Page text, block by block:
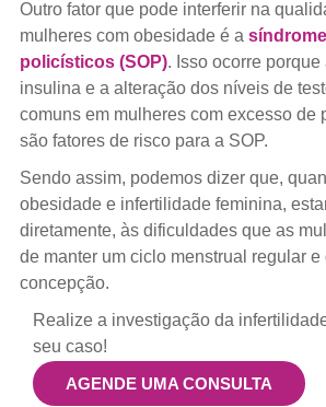
Outro fator que pode interferir na
mulheres com obesidade é a
policísticos (SOP). Isso ocorre
insulina e a alteração dos níveis de
comuns em mulheres com excesso de
são fatores de risco para a SOP.
Sendo assim, podemos dizer que,
obesidade e infertilidade feminina,
diretamente, às dificuldades que as
de manter um ciclo menstrual regular e
concepção.
Realize a investigação da
seu caso!
AGENDE UMA CONSULTA